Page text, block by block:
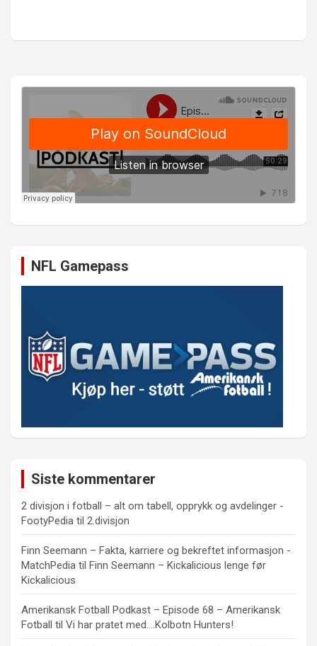
NFL Gamepass
Siste kommentarer
2 divisjon i fotball – alt om tabell, opprykk og avdelinger -
FootyPedia til 2.divisjon
Finn Seemann – Fakta, karriere og bekreftet informasjon -
MatchPedia til Finn Seemann – Kickalicious lenge før
Kickalicious
Amerikansk Fotball Podkast – Episode 68 – Amerikansk
Fotball til Vi har pratet med….Kolbotn Hunters!